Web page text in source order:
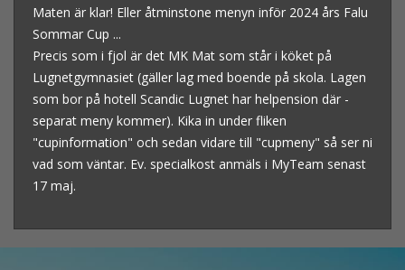
Maten är klar! Eller åtminstone menyn inför 2024 års Falu
Sommar Cup ...
Precis som i fjol är det MK Mat som står i köket på
Lugnetgymnasiet (gäller lag med boende på skola. Lagen
som bor på hotell Scandic Lugnet har helpension där -
separat meny kommer). Kika in under fliken
"cupinformation" och sedan vidare till "cupmeny" så ser ni
vad som väntar. Ev. specialkost anmäls i MyTeam senast
17 maj.